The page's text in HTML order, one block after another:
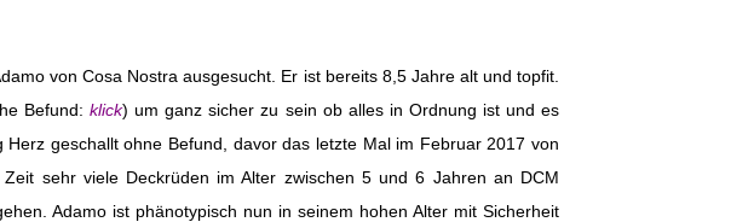
von Cosa Nostra ausgesucht. Er ist bereits 8,5 Jahre alt und topfit.
Befund:klick) um ganz sicher zu sein ob alles in Ordnung ist und es
geschallt ohne Befund, davor das letzte Mal im Februar 2017 von
sehr viele Deckrüden im Alter zwischen 5 und 6 Jahren an DCM
Adamo ist phänotypisch nun in seinem hohen Alter mit Sicherheit